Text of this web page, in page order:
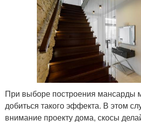
При выборе построения мансарды
добиться такого эффекта. В этом
внимание проекту дома, скосы